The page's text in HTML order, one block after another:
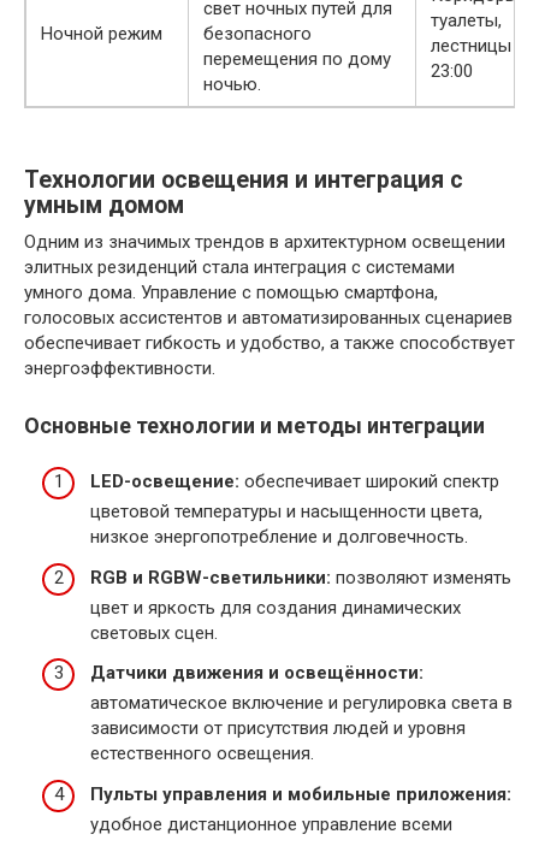
Ночной режим
свет ночных путей для
безопасного
перемещения по дому
ночью.
туалеты,
лестницы
23:00
Технологии освещения и интеграция с
умным домом
Одним из значимых трендов в архитектурном освещении
элитных резиденций стала интеграция с системами
умного дома. Управление с помощью смартфона,
голосовых ассистентов и автоматизированных сценариев
обеспечивает гибкость и удобство, а также способствует
энергоэффективности.
Основные технологии и методы интеграции
LED-освещение: обеспечивает широкий спектр
цветовой температуры и насыщенности цвета,
низкое энергопотребление и долговечность.
RGB и RGBW-светильники: позволяют изменять
цвет и яркость для создания динамических
световых сцен.
Датчики движения и освещённости:
автоматическое включение и регулировка света в
зависимости от присутствия людей и уровня
естественного освещения.
Пульты управления и мобильные приложения:
удобное дистанционное управление всеми